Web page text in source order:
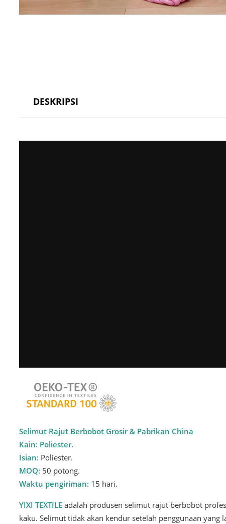
DESKRIPSI
Selimut Rajut Berbobot Grosir & Pabrikan China
Kain: Poliester.
Isian: Poliester.
MOQ: 50 potong.
Waktu pengiriman: 15 hari.
YIXI TEXTILEadalah produsen selimut rajut berbobot
kaku. Selimut tidak akan kendur setelah penggunaan yang